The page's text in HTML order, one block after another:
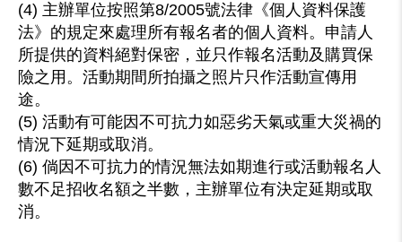
(4) 主辦單位按照第8/2005號法律《個人資料保護
法》的規定來處理所有報名者的個人資料。申請人
所提供的資料絕對保密，並只作報名活動及購買保
險之用。活動期間所拍攝之照片只作活動宣傳用
途。
(5) 活動有可能因不可抗力如惡劣天氣或重大災禍的
情況下延期或取消。
(6) 倘因不可抗力的情況無法如期進行或活動報名人
數不足招收名額之半數，主辦單位有決定延期或取
消。